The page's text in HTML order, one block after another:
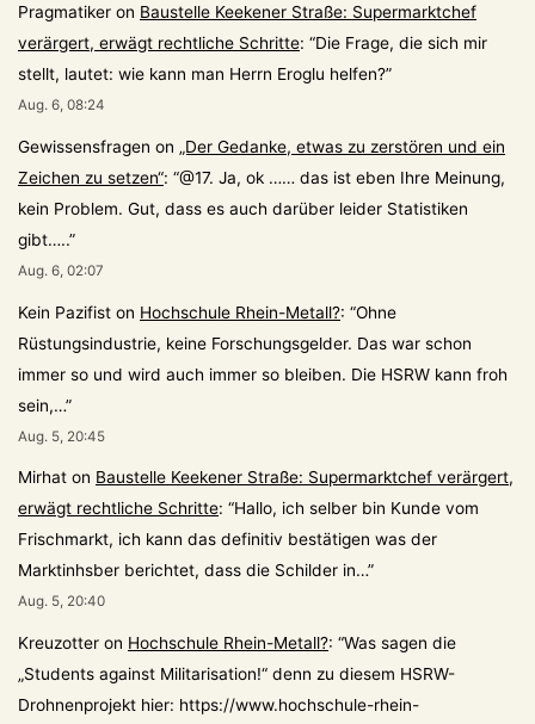
Pragmatiker on Baustelle Keekener Straße: Supermarktchef
verärgert, erwägt rechtliche Schritte: “Die Frage, die sich mir
stellt, lautet: wie kann man Herrn Eroglu helfen?”
Aug. 6, 08:24
Gewissensfragen on „Der Gedanke, etwas zu zerstören und ein
Zeichen zu setzen“: “@17. Ja, ok …… das ist eben Ihre Meinung,
kein Problem. Gut, dass es auch darüber leider Statistiken
gibt…..”
Aug. 6, 02:07
Kein Pazifist on Hochschule Rhein-Metall?: “Ohne
Rüstungsindustrie, keine Forschungsgelder. Das war schon
immer so und wird auch immer so bleiben. Die HSRW kann froh
sein,…”
Aug. 5, 20:45
Mirhat on Baustelle Keekener Straße: Supermarktchef verärgert,
erwägt rechtliche Schritte: “Hallo, ich selber bin Kunde vom
Frischmarkt, ich kann das definitiv bestätigen was der
Marktinhsber berichtet, dass die Schilder in…”
Aug. 5, 20:40
Kreuzotter on Hochschule Rhein-Metall?: “Was sagen die
„Students against Militarisation!“ denn zu diesem HSRW-
Drohnenprojekt hier: https://www.hochschule-rhein-